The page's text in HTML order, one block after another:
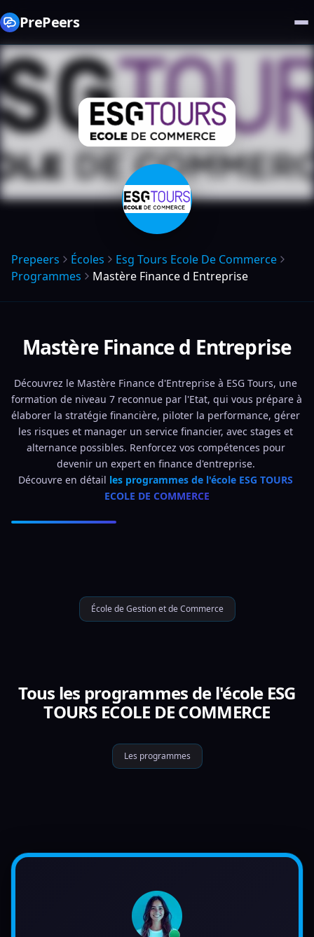
PrePeers
Prepeers Écoles
Esg Tours Ecole De Commerce
Programmes
Mastère Finance d Entreprise
Mastère Finance d Entreprise
Découvrez le Mastère Finance d'Entreprise à ESG Tours, une
formation de niveau 7 reconnue par l'Etat, qui vous prépare à
élaborer la stratégie financière, piloter la performance, gérer
les risques et manager un service financier, avec stages et
alternance possibles. Renforcez vos compétences pour
devenir un expert en finance d'entreprise.
Découvre en détail les programmes de l'école ESG TOURS
ECOLE DE COMMERCE
École de Gestion et de Commerce
Tous les programmes de l'école ESG
TOURS ECOLE DE COMMERCE
Les programmes